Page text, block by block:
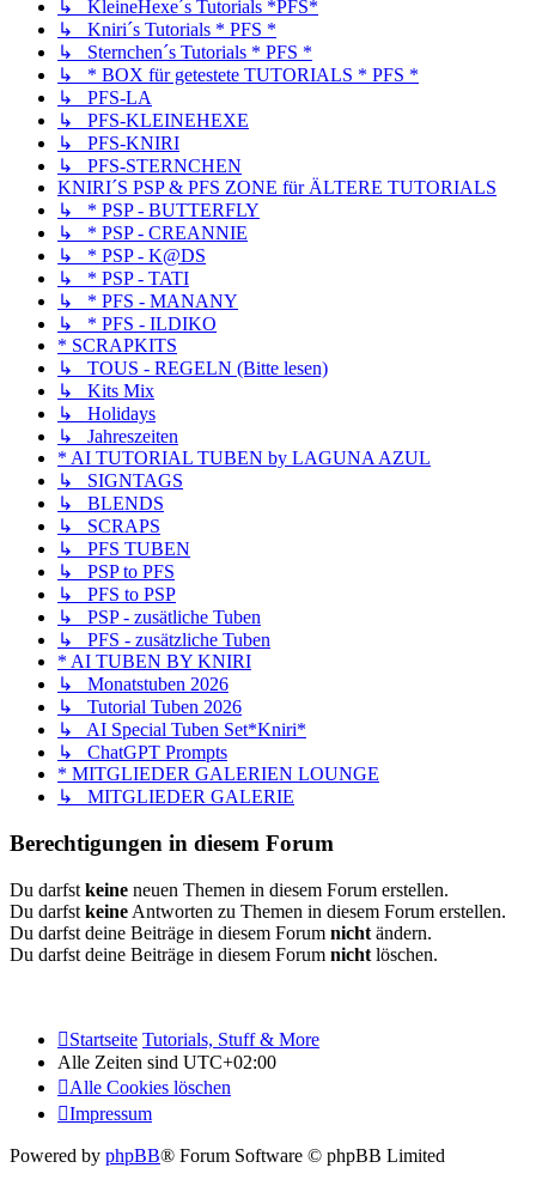
↳ KleineHexe´s Tutorials *PFS*
↳ Kniri´s Tutorials * PFS *
↳ Sternchen´s Tutorials * PFS *
↳ * BOX für getestete TUTORIALS * PFS *
↳ PFS-LA
↳ PFS-KLEINEHEXE
↳ PFS-KNIRI
↳ PFS-STERNCHEN
KNIRI´S PSP & PFS ZONE für ÄLTERE TUTORIALS
↳ * PSP - BUTTERFLY
↳ * PSP - CREANNIE
↳ * PSP - K@DS
↳ * PSP - TATI
↳ * PFS - MANANY
↳ * PFS - ILDIKO
* SCRAPKITS
↳ TOUS - REGELN (Bitte lesen)
↳ Kits Mix
↳ Holidays
↳ Jahreszeiten
* AI TUTORIAL TUBEN by LAGUNA AZUL
↳ SIGNTAGS
↳ BLENDS
↳ SCRAPS
↳ PFS TUBEN
↳ PSP to PFS
↳ PFS to PSP
↳ PSP - zusätliche Tuben
↳ PFS - zusätzliche Tuben
* AI TUBEN BY KNIRI
↳ Monatstuben 2026
↳ Tutorial Tuben 2026
↳ AI Special Tuben Set*Kniri*
↳ ChatGPT Prompts
* MITGLIEDER GALERIEN LOUNGE
↳ MITGLIEDER GALERIE
Berechtigungen in diesem Forum
Du darfst keine neuen Themen in diesem Forum erstellen.
Du darfst keine Antworten zu Themen in diesem Forum erstellen.
Du darfst deine Beiträge in diesem Forum nicht ändern.
Du darfst deine Beiträge in diesem Forum nicht löschen.
Startseite Tutorials, Stuff & More
Alle Zeiten sind UTC+02:00
Alle Cookies löschen
Impressum
Powered by phpBB® Forum Software © phpBB Limited